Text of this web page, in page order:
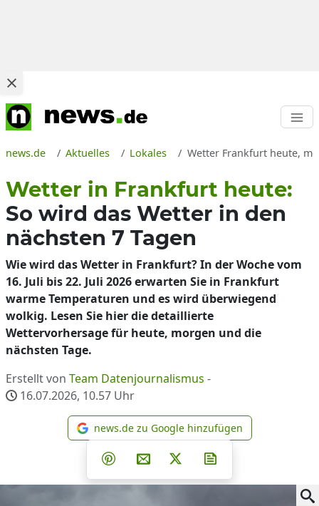
news.de Aktuelles Lokales Wetter Frankfurt heute,
Wetter in Frankfurt heute:
So wird das Wetter in den
nächsten 7 Tagen
Wie wird das Wetter in Frankfurt? In der Woche vom
16. Juli bis 22. Juli 2026 erwarten Sie in Frankfurt
warme Temperaturen und es wird überwiegend
wolkig. Lesen Sie hier die detaillierte
Wettervorhersage für heute, morgen und die
nächsten Tage.
Erstellt von Team Datenjournalismus -
16.07.2026, 10.57 Uhr
news.de zu Google
news.de zu Google hinzufügen
Teilen auf Facebook
Teilen auf Whatsapp
Teilen auf Telegram
Teilen auf Pinterest
Per E-Mail teilen
Post auf X